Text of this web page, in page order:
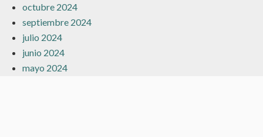
octubre 2024
septiembre 2024
julio 2024
junio 2024
mayo 2024